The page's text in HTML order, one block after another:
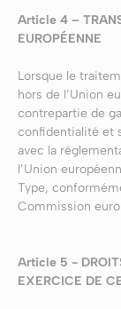
Article 4 –
EUROPÉENNE
Lorsque le
hors de l’Union
contrepartie de
confidentialité et
avec la
l’Union
Type,
Commission
Article 5 -
EXERCICE DE